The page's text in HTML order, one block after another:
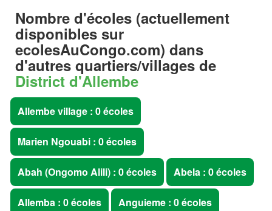
Nombre d'écoles (actuellement
disponibles sur
ecolesAuCongo.com) dans
d'autres quartiers/villages de
District d'Allembe
Allembe village : 0 écoles
Marien Ngouabi : 0 écoles
Abah (Ongomo Alili) : 0 écoles Abela : 0 écoles
Allemba : 0 écoles Anguieme : 0 écoles